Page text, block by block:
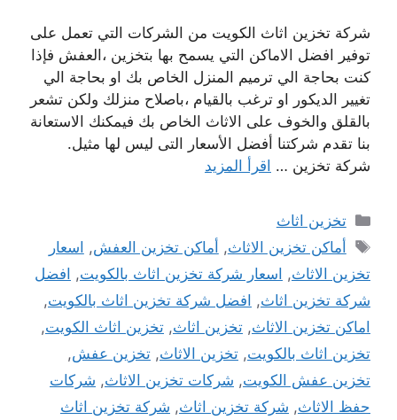
شركة تخزين اثاث الكويت من الشركات التي تعمل على
توفير افضل الاماكن التي يسمح بها بتخزين ،العفش فإذا
كنت بحاجة الي ترميم المنزل الخاص بك او بحاجة الي
تغيير الديكور او ترغب بالقيام ،باصلاح منزلك ولكن تشعر
بالقلق والخوف على الاثاث الخاص بك فيمكنك الاستعانة
بنا تقدم شركتنا أفضل الأسعار التى ليس لها مثيل.
شركة تخزين … اقرأ المزيد
التصنيفات
تخزين اثاث
الوسوم
أماكن تخزين الاثاث, أماكن تخزين العفش, اسعار
تخزين الاثاث, اسعار شركة تخزين اثاث بالكويت, افضل
شركة تخزين اثاث, افضل شركة تخزين اثاث بالكويت,
اماكن تخزين الاثاث, تخزين اثاث, تخزين اثاث الكويت,
تخزين اثاث بالكويت, تخزين الاثاث, تخزين عفش,
تخزين عفش الكويت, شركات تخزين الاثاث, شركات
حفظ الاثاث, شركة تخزين اثاث, شركة تخزين اثاث